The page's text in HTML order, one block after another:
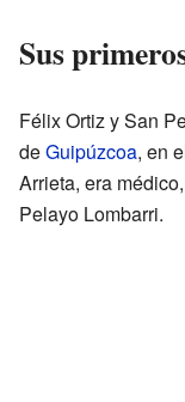
Sus
Félix Ortiz y San
deGuipúzcoa, en
Arrieta, era
Pelayo Lombarri.